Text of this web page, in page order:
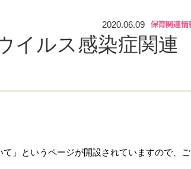
2020.06.09
イルス感染症関連
」というページが開設されていますので、ご